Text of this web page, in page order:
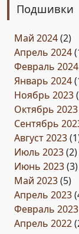
Подшивки
Май 2024(2)
Апрель 2024
Февраль 2024
Январь 2024
Ноябрь 2023
Октябрь 2023
Сентябрь
Август 2023
Июль 2023(2)
Июнь 2023(3)
Май 2023(5)
Апрель 2023
Февраль 2023
Апрель 2022